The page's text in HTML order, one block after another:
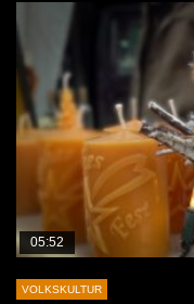
05:52
VOLKSKULTUR